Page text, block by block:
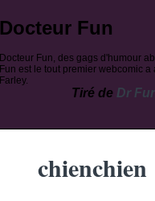
Docteur Fun
Docteur Fun, des gags d'humour
Fun est le tout premier webcomic
Farley.
Tiré de Dr
chienchien